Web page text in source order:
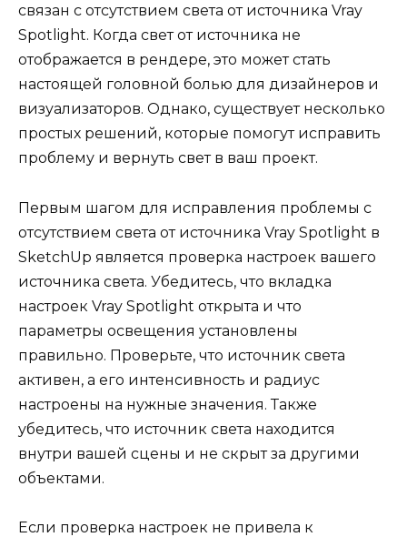
связан с отсутствием света от источника Vray
Spotlight. Когда свет от источника не
отображается в рендере, это может стать
настоящей головной болью для дизайнеров и
визуализаторов. Однако, существует несколько
простых решений, которые помогут исправить
проблему и вернуть свет в ваш проект.
Первым шагом для исправления проблемы с
отсутствием света от источника Vray Spotlight в
SketchUp является проверка настроек вашего
источника света. Убедитесь, что вкладка
настроек Vray Spotlight открыта и что
параметры освещения установлены
правильно. Проверьте, что источник света
активен, а его интенсивность и радиус
настроены на нужные значения. Также
убедитесь, что источник света находится
внутри вашей сцены и не скрыт за другими
объектами.
Если проверка настроек не привела к